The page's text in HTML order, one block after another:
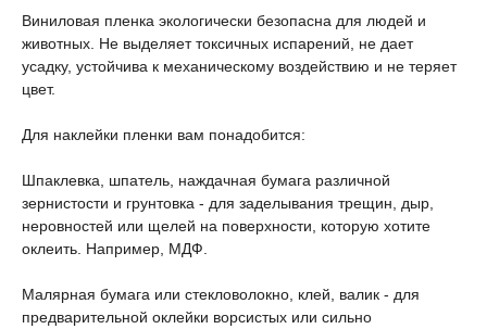
Виниловая пленка экологически безопасна для людей и
животных. Не выделяет токсичных испарений, не дает
усадку, устойчива к механическому воздействию и не теряет
цвет.
Для наклейки пленки вам понадобится:
Шпаклевка, шпатель, наждачная бумага различной
зернистости и грунтовка - для заделывания трещин, дыр,
неровностей или щелей на поверхности, которую хотите
оклеить. Например, МДФ.
Малярная бумага или стекловолокно, клей, валик - для
предварительной оклейки ворсистых или сильно